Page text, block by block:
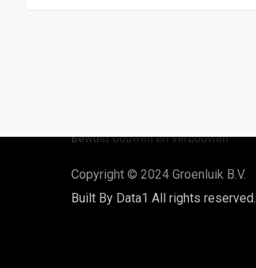
Copyright © 2024 Groenluik B.V.
Built By Data1 All rights reserved.